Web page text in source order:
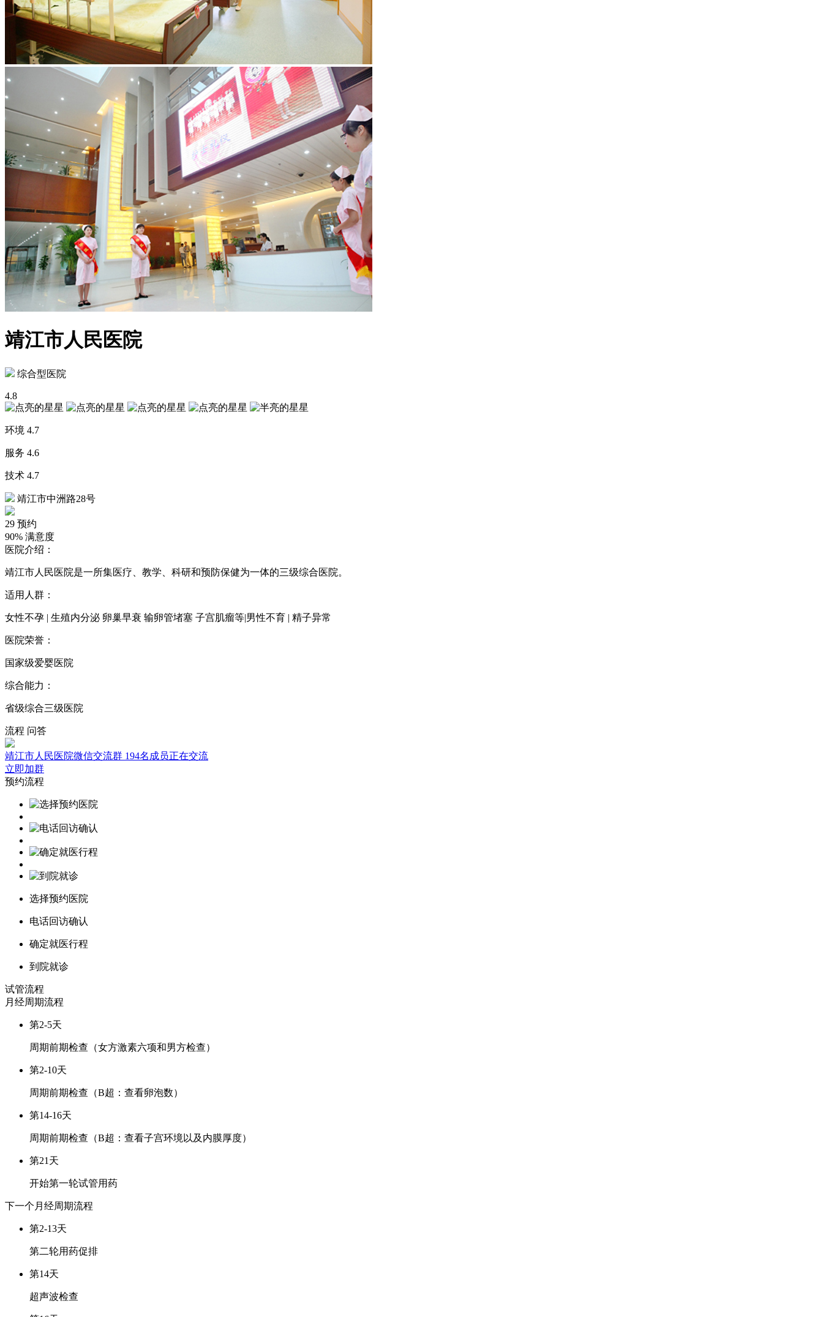
靖江市人民医院
综合型医院
4.8
环境 4.7
服务 4.6
技术 4.7
靖江市中洲路28号
29 预约
90% 满意度
医院介绍：
靖江市人民医院是一所集医疗、教学、科研和预防保健为一体的三级综合医院。
适用人群：
女性不孕 | 生殖内分泌 卵巢早衰 输卵管堵塞 子宫肌瘤等|男性不育 | 精子异常
医院荣誉：
国家级爱婴医院
综合能力：
省级综合三级医院
流程 问答
靖江市人民医院微信交流群 194名成员正在交流
立即加群
预约流程
选择预约医院
电话回访确认
确定就医行程
到院就诊
试管流程
月经周期流程
第2-5天
周期前期检查（女方激素六项和男方检查）
第2-10天
周期前期检查（B超：查看卵泡数）
第14-16天
周期前期检查（B超：查看子宫环境以及内膜厚度）
第21天
开始第一轮试管用药
下一个月经周期流程
第2-13天
第二轮用药促排
第14天
超声波检查